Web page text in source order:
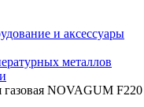
и аксессуары
металлов
газовая NOVAGUM